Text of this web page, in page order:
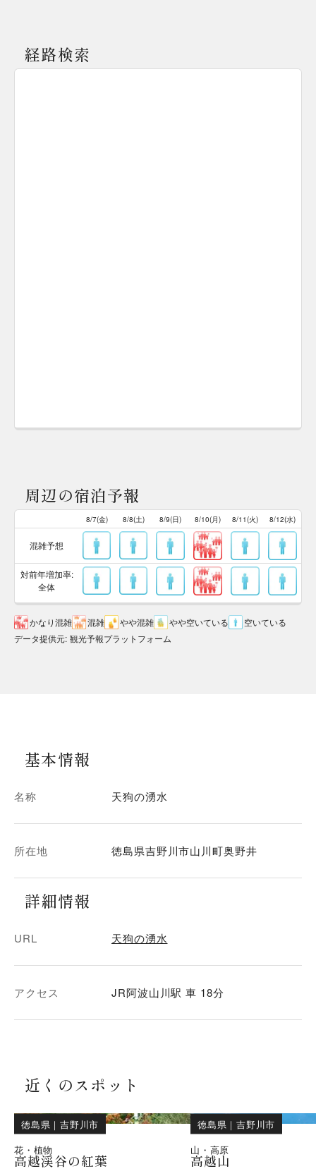
経路検索
周辺の宿泊予報
8/7(金) 8/8(土) 8/9(日) 8/10(月) 8/11(火) 8/12(水)
混雑予想
対前年増加率:
全体
かなり混雑 混雑 やや混雑 やや空いている
空いている
データ提供元: 観光予報プラットフォーム
基本情報
名称 天狗の湧水
所在地 徳島県吉野川市山川町奥野井
詳細情報
URL 天狗の湧水
アクセス JR阿波山川駅 車 18分
近くのスポット
徳島県 ｜吉野川市
花・植物
高越渓谷の紅葉
徳島県 ｜吉野川市
山・高原
高越山